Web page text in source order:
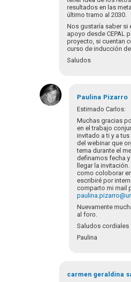
resultados en las
último tramo al 2030.
Nos gustaría saber si
apoyo desde CEPAL
proyecto, si cuentan
curso de inducción de
Saludos
respuesta
Paulina Pizarro
Estimado Carlos:
Muchas gracias
en el trabajo
invitado a ti y a
del webinar que
tema durante el
definamos fecha
llegar la
como coloborar
escribiré por
comparto mi mail
Nuevamente
al foro.
Saludos cordiales
Paulina
respuestacarmen geraldina